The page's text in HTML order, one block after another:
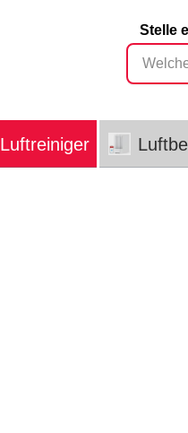
Stelle
Luftreiniger